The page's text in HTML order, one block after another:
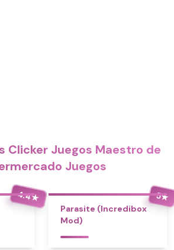
Clicker Juegos Maestro de
Juegos
4.4★ 5★
Parasite (Incredibox
Mod)